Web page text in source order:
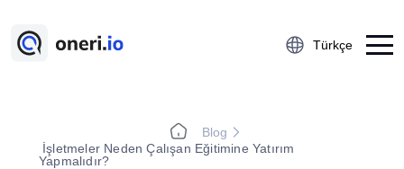
Türkçe
Platform
Blog
İşletmeler Neden Çalışan Eğitimine Yatırım
Yapmalıdır?